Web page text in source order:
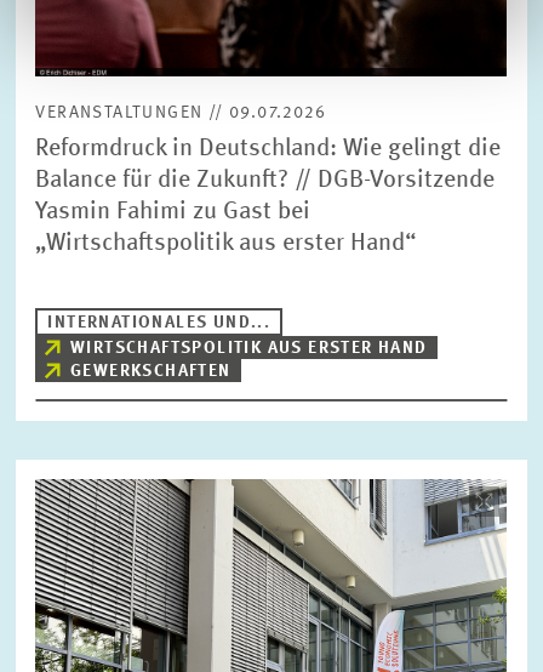
VERANSTALTUNGEN // 09.07.2026
Reformdruck in Deutschland: Wie gelingt die
Balance für die Zukunft? // DGB-Vorsitzende
Yasmin Fahimi zu Gast bei
„Wirtschaftspolitik aus erster Hand“
INTERNATIONALES UND...
WIRTSCHAFTSPOLITIK AUS ERSTER HAND
GEWERKSCHAFTEN
Bild
öffnet
in
vergrößerter
Ansicht